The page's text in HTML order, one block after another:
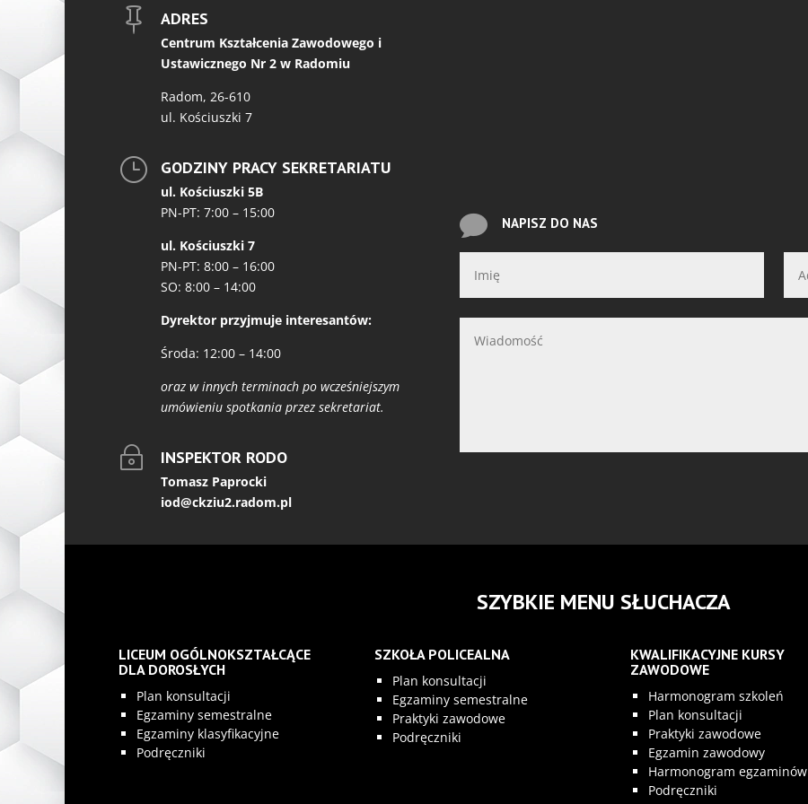
 ADRES
Centrum Kształcenia Zawodowego i
Ustawicznego Nr 2 w Radomiu
Radom, 26-610
ul. Kościuszki 7
} GODZINY PRACY SEKRETARIATU
ul. Kościuszki 5B
PN-PT: 7:00 – 15:00
ul. Kościuszki 7
PN-PT: 8:00 – 16:00
SO: 8:00 – 14:00
Dyrektor przyjmuje interesantów:
Środa: 12:00 – 14:00
oraz w innych terminach po wcześniejszym
umówieniu spotkania przez sekretariat.
~ INSPEKTOR RODO
Tomasz Paprocki
iod@ckziu2.radom.pl
 NAPISZ DO NAS
SZYBKIE MENU SŁUCHACZA
LICEUM OGÓLNOKSZTAŁCĄCE
DLA DOROSŁYCH
Plan konsultacji
Egzaminy semestralne
Egzaminy klasyfikacyjne
Podręczniki
SZKOŁA POLICEALNA
Plan konsultacji
Egzaminy semestralne
Praktyki zawodowe
Podręczniki
KWALIFIKACYJNE KURSY
ZAWODOWE
Harmonogram szkoleń
Plan konsultacji
Praktyki zawodowe
Egzamin zawodowy
Harmonogram egzaminów
Podręczniki